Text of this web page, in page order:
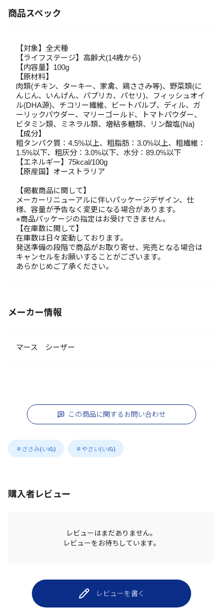
商品スペック
【対象】全犬種
【ライフステージ】高齢犬(14歳から)
【内容量】100g
【原材料】
肉類(チキン、ターキー、家禽、鶏ささみ等)、野菜類(に
んじん、いんげん、パプリカ、パセリ)、フィッシュオイ
ル(DHA源)、チコリー繊維、ビートパルプ、ディル、ガ
ーリックパウダー、マリーゴールド、トマトパウダー、
ビタミン類、ミネラル類、増粘多糖類、リン酸塩(Na)
【成分】
粗タンパク質：4.5%以上、粗脂肪：3.0%以上、粗繊維：
1.5%以下、粗灰分：3.0%以下、水分：89.0%以下
【エネルギー】75kcal/100g
【原産国】オーストラリア
【掲載商品に関して】
メーカーリニューアルに伴いパッケージデザイン、仕
様、容量が予告なく変更になる場合があります。
※商品パッケージの指定はお受けできません。
【在庫数に関して】
在庫数は日々変動しております。
発送準備の段階で商品がお取り寄せ、完売となる場合は
キャンセルをお願いすることがございます。
あらかじめご了承ください。
メーカー情報
マース シーザー
この商品に関するお問い合わせ
＃ささみ(いぬ) ＃やさい(いぬ)
購入者レビュー
レビューはまだありません。
レビューをお待ちしています。
レビューを書く